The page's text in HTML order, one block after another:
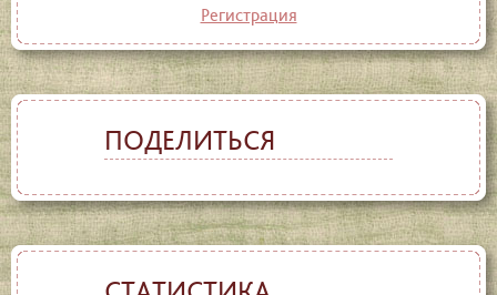
Регистрация
ПОДЕЛИТЬСЯ